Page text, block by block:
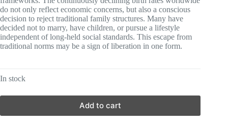
do not only reflect economic concerns, but also a conscious
decision to reject traditional family structures. Many have
decided not to marry, have children, or pursue a lifestyle
independent of long-held social standards. This escape from
traditional norms may be a sign of liberation in one form.
In stock
Add to cart